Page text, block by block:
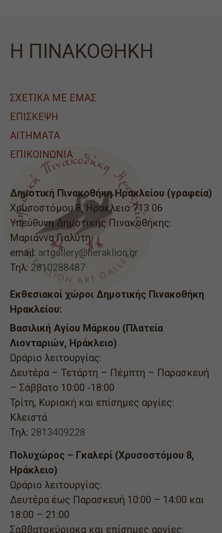
Η ΠΙΝΑΚΟΘΗΚΗ
ΣΧΕΤΙΚΑ ΜΕ ΕΜΑΣ
ΕΠΙΣΚΕΨΗ
ΑΙΤΉΜΑΤΑ
ΕΠΙΚΟΙΝΩΝΙΑ
Δημοτική Πινακοθήκη Ηρακλείου (γραφεία)
Χρυσοστόμου 8, Ηράκλειο 713 06
Υπεύθυνη Δημοτικής Πινακοθήκης:
Μαριάννα Γιαλύτη
email: artgallery@heraklion.gr
Τηλ: 2810288487
Εκθεσιακοί χώροι Δημοτικής Πινακοθήκη
Ηρακλείου:
Βασιλική Αγίου Μάρκου (Πλατεία
Λιονταριών, Ηράκλειο)
Ωράριο λειτουργίας:
Δευτέρα – Τετάρτη – Πέμπτη – Παρασκευή
– Σάββατο 10:00 -18:00
Τρίτη, Κυριακή και επίσημες αργίες:
Κλειστά
Τηλ: 2813409228
Πολυχώρος – Γκαλερί (Χρυσοστόμου 8,
Ηράκλειο)
Ωράριο λειτουργίας:
Δευτέρα έως Παρασκευή 10:00 – 14:00 και
18:00 – 21:00
Σαββατοκύριακα και επίσημες αργίες: